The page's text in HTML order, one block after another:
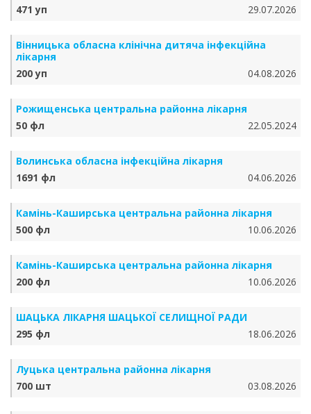
471 уп
29.07.2026
Вінницька обласна клінічна дитяча інфекційна
лікарня
200 уп
04.08.2026
Рожищенська центральна районна лікарня
50 фл
22.05.2024
Волинська обласна інфекційна лікарня
1691 фл
04.06.2026
Камінь-Каширська центральна районна лікарня
500 фл
10.06.2026
Камінь-Каширська центральна районна лікарня
200 фл
10.06.2026
ШАЦЬКА ЛІКАРНЯ ШАЦЬКОЇ СЕЛИЩНОЇ РАДИ
295 фл
18.06.2026
Луцька центральна районна лікарня
700 шт
03.08.2026